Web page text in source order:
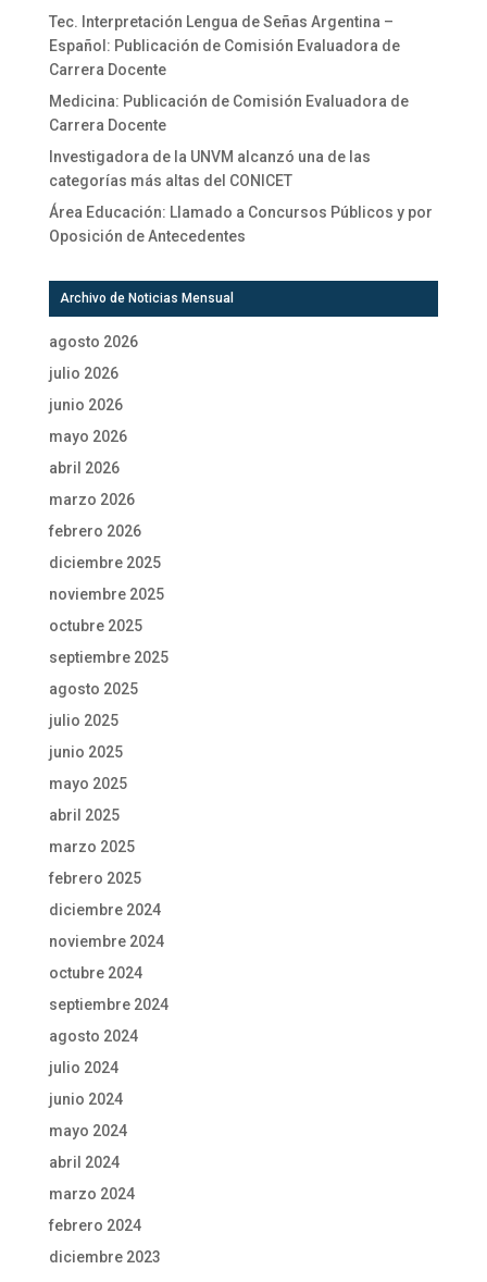
Tec. Interpretación Lengua de Señas Argentina –
Español: Publicación de Comisión Evaluadora de
Carrera Docente
Medicina: Publicación de Comisión Evaluadora de
Carrera Docente
Investigadora de la UNVM alcanzó una de las
categorías más altas del CONICET
Área Educación: Llamado a Concursos Públicos y por
Oposición de Antecedentes
Archivo de Noticias Mensual
agosto 2026
julio 2026
junio 2026
mayo 2026
abril 2026
marzo 2026
febrero 2026
diciembre 2025
noviembre 2025
octubre 2025
septiembre 2025
agosto 2025
julio 2025
junio 2025
mayo 2025
abril 2025
marzo 2025
febrero 2025
diciembre 2024
noviembre 2024
octubre 2024
septiembre 2024
agosto 2024
julio 2024
junio 2024
mayo 2024
abril 2024
marzo 2024
febrero 2024
diciembre 2023